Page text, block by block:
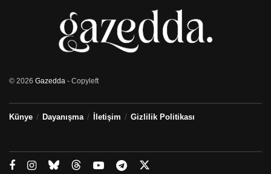
© 2026 Gazedda - Copyleft
Künye Dayanışma İletişim Gizlilik Politikası